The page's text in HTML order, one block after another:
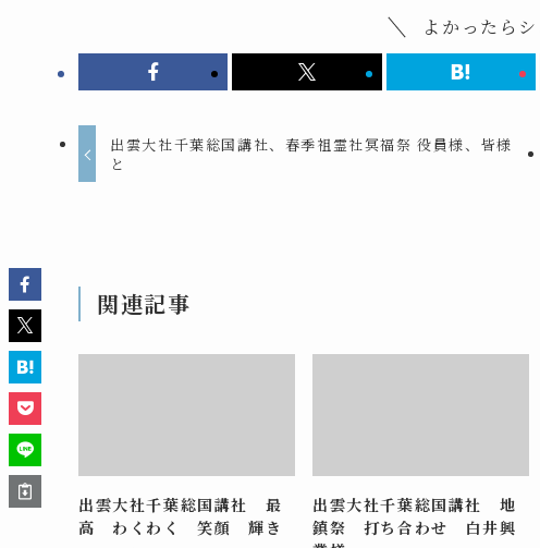
よかったら
出雲大社千葉総国講社、春季祖霊社冥福祭 役員様、皆様
と
関連記事
出雲大社千葉総国講社 最
高 わくわく 笑顔 輝き
出雲大社千葉総国講社 地
鎮祭 打ち合わせ 白井興